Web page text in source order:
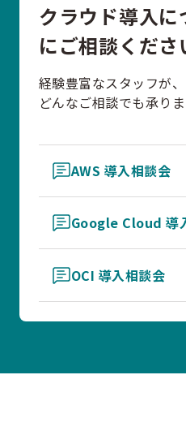
クラウド導入
にご相談くださ
経験豊富なスタッフが
どんなご相談でも承り
AWS 導入相談会
Google Cloud 導
OCI 導入相談会